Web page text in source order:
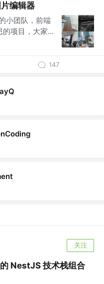
编辑器
小团队，前端
项目，大家...
147
关注
NestJS 技术栈组合